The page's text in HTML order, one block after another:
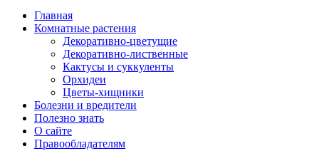
Главная
Комнатные растения
Декоративно-цветущие
Декоративно-лиственные
Кактусы и суккуленты
Орхидеи
Цветы-хищники
Болезни и вредители
Полезно знать
О сайте
Правообладателям